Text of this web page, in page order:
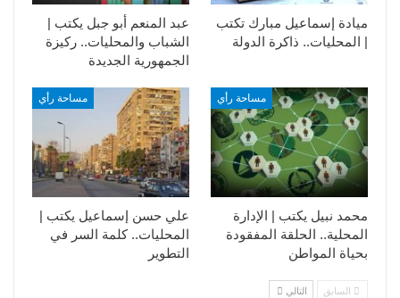
عبد المنعم أبو جبل يكتب |
الشباب والمحليات.. ركيزة
الجمهورية الجديدة
ميادة إسماعيل مبارك تكتب
| المحليات.. ذاكرة الدولة
مساحة رأي
علي حسن إسماعيل يكتب |
المحليات.. كلمة السر في
التطوير​
مساحة رأي
محمد نبيل يكتب | الإدارة
المحلية.. الحلقة المفقودة
بحياة المواطن
السابق التالي